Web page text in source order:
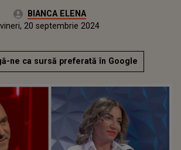
Autor:BIANCA ELENA
2024
Actualizat:
vineri, 20 septembrie 2024
ne ca sursă preferată în Google